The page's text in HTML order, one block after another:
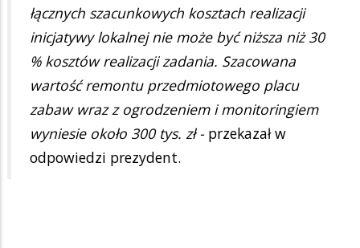
łącznych szacunkowych kosztach realizacji
inicjatywy lokalnej nie może być niższa niż 30
% kosztów realizacji zadania. Szacowana
wartość remontu przedmiotowego placu
zabaw wraz z ogrodzeniem i monitoringiem
wyniesie około 300 tys. zł - przekazał w
odpowiedzi prezydent.